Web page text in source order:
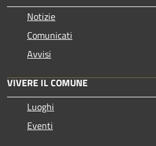
Notizie
Comunicati
Avvisi
VIVERE IL COMUNE
Luoghi
Eventi